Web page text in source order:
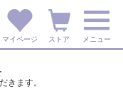
マイページ ストア メニュー
きます。